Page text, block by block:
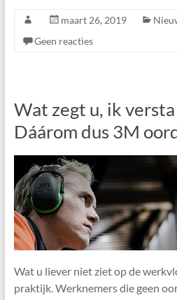
maart 26, 2019
Geen reacties
Wat zegt u, ik
Dáárom dus 3M
Wat u liever niet ziet op de
praktijk. Werknemers die geen